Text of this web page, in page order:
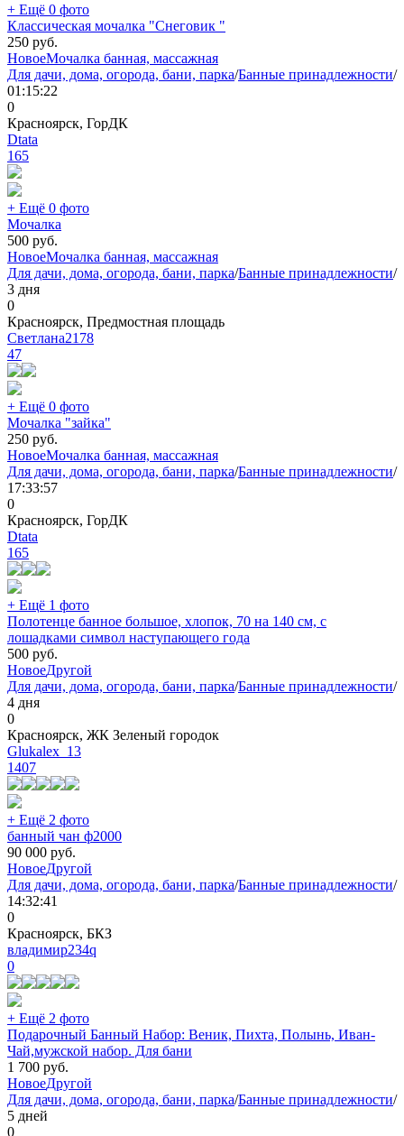
+ Ещё 0 фото
Классическая мочалка "Снеговик "
250 руб.
НовоеМочалка банная, массажная
Для дачи, дома, огорода, бани, парка/Банные принадлежности/
01:15:22
0
Красноярск, ГорДК
Dtata
165
+ Ещё 0 фото
Мочалка
500 руб.
НовоеМочалка банная, массажная
Для дачи, дома, огорода, бани, парка/Банные принадлежности/
3 дня
0
Красноярск, Предмостная площадь
Светлана2178
47
+ Ещё 0 фото
Мочалка "зайка"
250 руб.
НовоеМочалка банная, массажная
Для дачи, дома, огорода, бани, парка/Банные принадлежности/
17:33:57
0
Красноярск, ГорДК
Dtata
165
+ Ещё 1 фото
Полотенце банное большое, хлопок, 70 на 140 см, с
лошадками символ наступающего года
500 руб.
НовоеДругой
Для дачи, дома, огорода, бани, парка/Банные принадлежности/
4 дня
0
Красноярск, ЖК Зеленый городок
Glukalex_13
1407
+ Ещё 2 фото
банный чан ф2000
90 000 руб.
НовоеДругой
Для дачи, дома, огорода, бани, парка/Банные принадлежности/
14:32:41
0
Красноярск, БКЗ
владимир234q
0
+ Ещё 2 фото
Подарочный Банный Набор: Веник, Пихта, Полынь, Иван-
Чай,мужской набор. Для бани
1 700 руб.
НовоеДругой
Для дачи, дома, огорода, бани, парка/Банные принадлежности/
5 дней
0